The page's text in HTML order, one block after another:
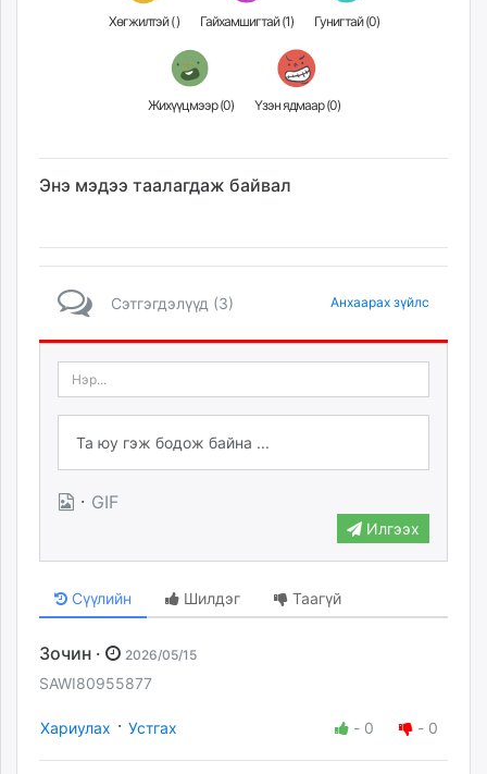
Хөгжилтэй () Гайхамшигтай (1) Гунигтай (0)
Жихүүцмээр (0) Үзэн ядмаар (0)
Энэ мэдээ таалагдаж байвал
Сэтгэгдэлүүд (3) Анхаарах зүйлс
· GIF
Илгээх
Сүүлийн Шилдэг Таагүй
Зочин · 2026/05/15
SAWI80955877
Хариулах · Устгах - 0 - 0